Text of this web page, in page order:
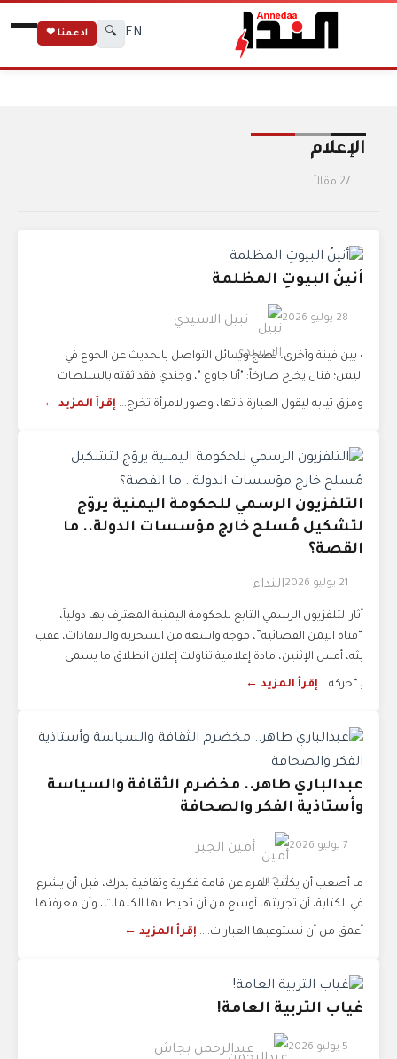
EN
🔍 ادعمنا ❤
الإعلام
27 مقالاً
أنينُ البيوتِ المظلمة
28 يوليو 2026 نبيل الاسيدي
• بين فينة وأخرى، تضج وسائل التواصل بالحديث عن الجوع في
اليمن؛ فنان يخرج صارخاً: "أنا جاوع "، وجندي فقد ثقته بالسلطات
ومزق ثيابه ليقول العبارة ذاتها، وصور لامرأة تخرج... إقرأ المزيد ←
التلفزيون الرسمي للحكومة اليمنية يروّج
لتشكيل مُسلح خارج مؤسسات الدولة.. ما
القصة؟
21 يوليو 2026 النداء
أثار التلفزيون الرسمي التابع للحكومة اليمنية المعترف بها دولياً،
“قناة اليمن الفضائية”، موجة واسعة من السخرية والانتقادات، عقب
بثه، أمس الإثنين، مادة إعلامية تناولت إعلان انطلاق ما يسمى
بـ“حركة... إقرأ المزيد ←
عبدالباري طاهر.. مخضرم الثقافة والسياسة
وأستاذية الفكر والصحافة
7 يوليو 2026 أمين الجبر
ما أصعب أن يكتب المرء عن قامة فكرية وثقافية يدرك، قبل أن يشرع
في الكتابة، أن تجربتها أوسع من أن تحيط بها الكلمات، وأن معرفتها
أعمق من أن تستوعبها العبارات.... إقرأ المزيد ←
غياب التربية العامة!
5 يوليو 2026 عبدالرحمن بجاش